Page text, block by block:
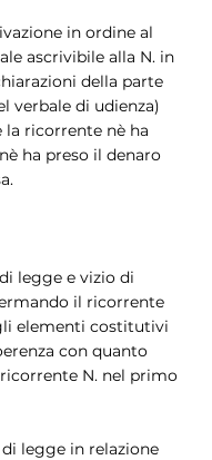
in ordine al
ascrivibile alla N. in
della parte
verbale di udienza)
la ricorrente nè ha
ha preso il denaro
legge e vizio di
il ricorrente
elementi costitutivi
con quanto
N. nel primo
di legge in relazione